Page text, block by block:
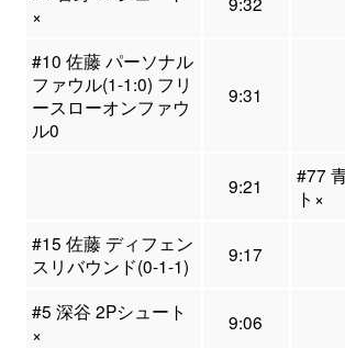
×
#10 佐藤 パーソナル
ファウル(1-1:0) フリ
ースローオンファウ
ル0
9:31
9:21
#77
ト×
#15 佐藤 ディフェン
スリバウンド(0-1-1)
9:17
#5 深谷 2Pシュート
×
9:06